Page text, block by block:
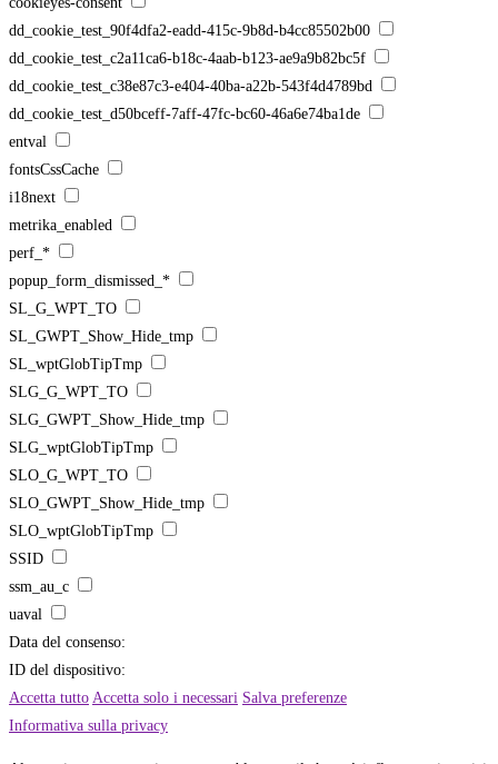
dd_cookie_test_90f4dfa2-eadd-415c-9b8d-b4cc85502b00
dd_cookie_test_c2a11ca6-b18c-4aab-b123-ae9a9b82bc5f
dd_cookie_test_c38e87c3-e404-40ba-a22b-543f4d4789bd
dd_cookie_test_d50bceff-7aff-47fc-bc60-46a6e74ba1de
entval
fontsCssCache
i18next
metrika_enabled
perf_*
popup_form_dismissed_*
SL_G_WPT_TO
SL_GWPT_Show_Hide_tmp
SL_wptGlobTipTmp
SLG_G_WPT_TO
SLG_GWPT_Show_Hide_tmp
SLG_wptGlobTipTmp
SLO_G_WPT_TO
SLO_GWPT_Show_Hide_tmp
SLO_wptGlobTipTmp
SSID
ssm_au_c
uaval
Data del consenso:
ID del dispositivo:
Accetta tutto Accetta solo i necessari Salva preferenze
Informativa sulla privacy